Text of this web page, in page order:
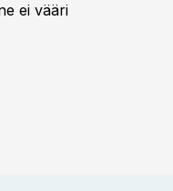
ei vääri